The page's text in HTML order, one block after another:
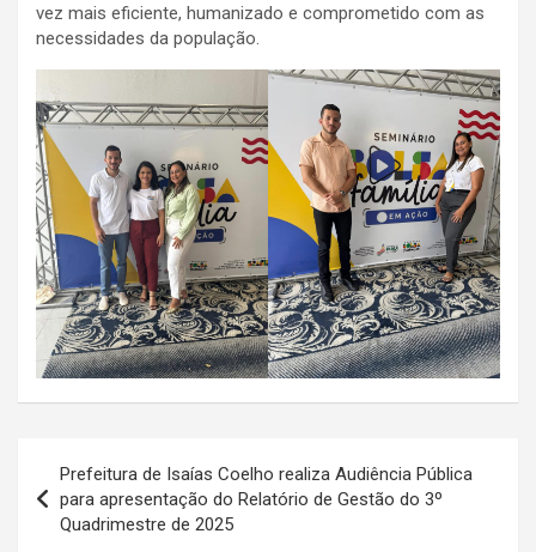
vez mais eficiente, humanizado e comprometido com as
necessidades da população.
de
Post
Prefeitura de Isaías Coelho realiza Audiência Pública
para apresentação do Relatório de Gestão do 3º
Quadrimestre de 2025